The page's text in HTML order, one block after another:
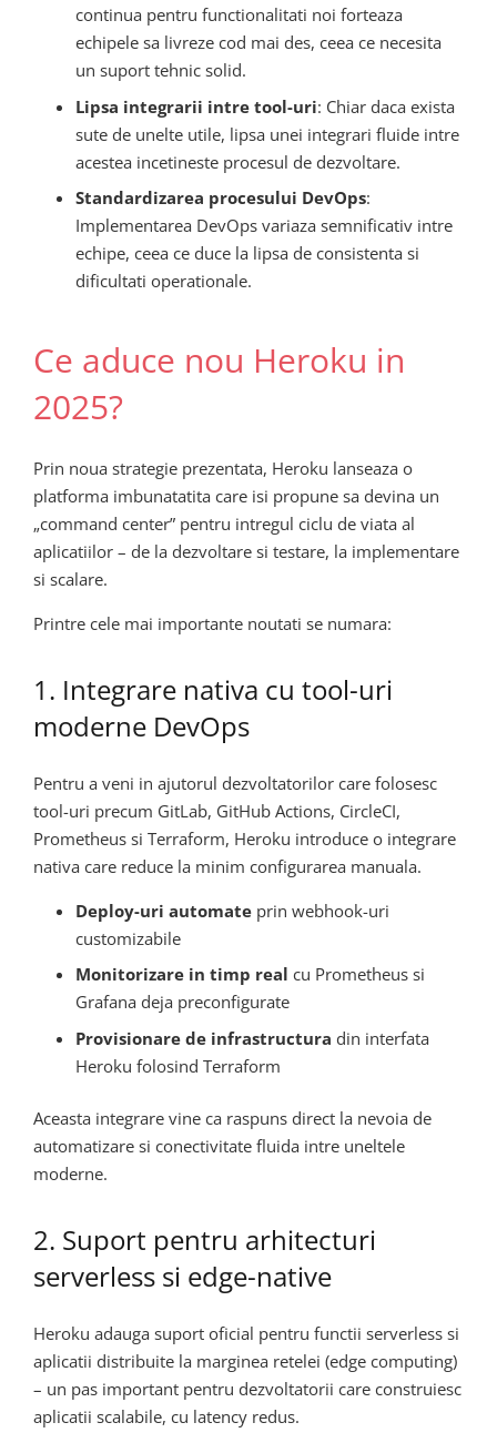
continua pentru functionalitati noi forteaza
echipele sa livreze cod mai des, ceea ce necesita
un suport tehnic solid.
Lipsa integrarii intre tool-uri: Chiar daca exista
sute de unelte utile, lipsa unei integrari fluide intre
acestea incetineste procesul de dezvoltare.
Standardizarea procesului DevOps:
Implementarea DevOps variaza semnificativ intre
echipe, ceea ce duce la lipsa de consistenta si
dificultati operationale.
Ce aduce nou Heroku in
2025?
Prin noua strategie prezentata, Heroku lanseaza o
platforma imbunatatita care isi propune sa devina un
„command center” pentru intregul ciclu de viata al
aplicatiilor – de la dezvoltare si testare, la implementare
si scalare.
Printre cele mai importante noutati se numara:
1. Integrare nativa cu tool-uri
moderne DevOps
Pentru a veni in ajutorul dezvoltatorilor care folosesc
tool-uri precum GitLab, GitHub Actions, CircleCI,
Prometheus si Terraform, Heroku introduce o integrare
nativa care reduce la minim configurarea manuala.
Deploy-uri automateprin webhook-uri
customizabile
Monitorizare in timp real cu Prometheus si
Grafana deja preconfigurate
Provisionare de infrastructura din interfata
Heroku folosind Terraform
Aceasta integrare vine ca raspuns direct la nevoia de
automatizare si conectivitate fluida intre uneltele
moderne.
2. Suport pentru arhitecturi
serverless si edge-native
Heroku adauga suport oficial pentru functii serverless si
aplicatii distribuite la marginea retelei (edge computing)
– un pas important pentru dezvoltatorii care construiesc
aplicatii scalabile, cu latency redus.